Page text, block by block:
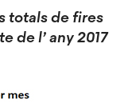
totals de fires
de l’ any 2017